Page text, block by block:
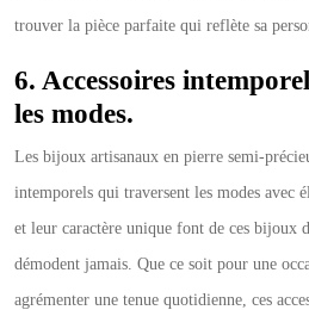
trouver la pièce parfaite qui reflète sa
6. Accessoires
les modes.
Les bijoux artisanaux en pierre semi-
intemporels qui traversent les modes avec
et leur caractère unique font de ces bijoux
démodent jamais. Que ce soit pour une
agrémenter une tenue quotidienne, ces